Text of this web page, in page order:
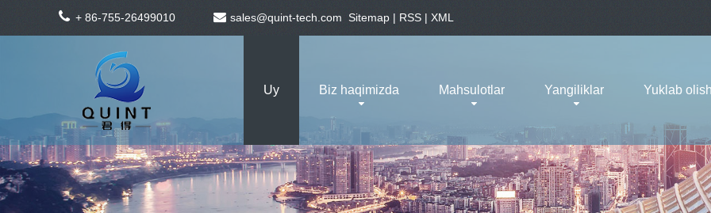
+ 86-755-26499010 sales@quint-tech.com Sitemap | RSS | XML
Uy Biz haqimizda Mahsulotlar Yangiliklar Yuklab